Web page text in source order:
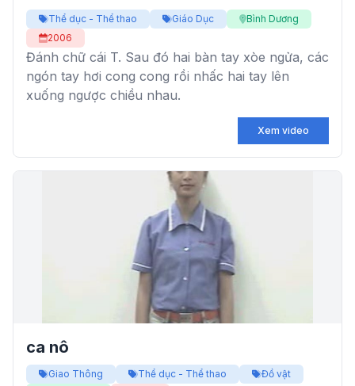
Thể dục - Thể thao Giáo Dục
Bình Dương
2006
Đánh chữ cái T. Sau đó hai bàn tay xòe ngửa, các
ngón tay hơi cong cong rồi nhấc hai tay lên
xuống ngược chiều nhau.
Xem video
ca nô
Giao Thông Thể dục - Thể thao
Đồ vật